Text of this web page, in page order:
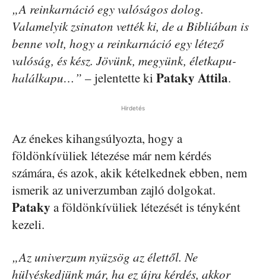
„A reinkarnáció egy valóságos dolog.
Valamelyik zsinaton vették ki, de a Bibliában is
benne volt, hogy a reinkarnáció egy létező
valóság, és kész. Jövünk, megyünk, életkapu-
halálkapu…” – jelentette ki Pataky Attila.
Hirdetés
Az énekes kihangsúlyozta, hogy a
földönkívüliek létezése már nem kérdés
számára, és azok, akik kételkednek ebben, nem
ismerik az univerzumban zajló dolgokat.
Pataky a földönkívüliek létezését is tényként
kezeli.
„Az univerzum nyüzsög az élettől. Ne
hülyéskedjünk már, ha ez újra kérdés, akkor